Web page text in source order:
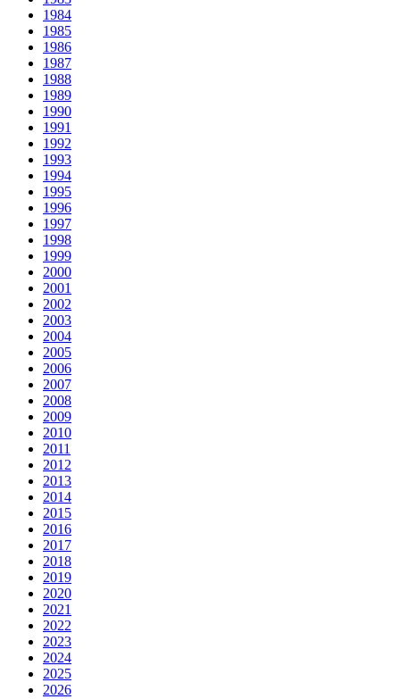
1984
1985
1986
1987
1988
1989
1990
1991
1992
1993
1994
1995
1996
1997
1998
1999
2000
2001
2002
2003
2004
2005
2006
2007
2008
2009
2010
2011
2012
2013
2014
2015
2016
2017
2018
2019
2020
2021
2022
2023
2024
2025
2026